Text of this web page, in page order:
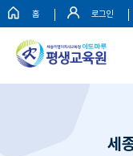
홈 로그인
세